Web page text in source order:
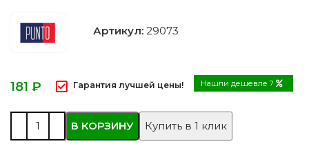
Артикул: 29073
₽ Гарантия лучшей цены! Нашли дешевле ?
В КОРЗИНУ Купить в 1 клик